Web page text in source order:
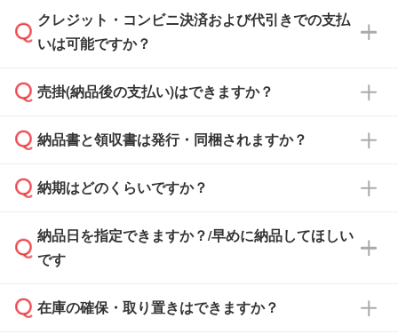
通常、翌営業日までにお送りしております。混
雑状況によっては、お時間をいただくこともご
依頼いただいた場合は、翌営業日以降のご連絡
クレジット・コンビニ決済および代引きでの支払
いは可能ですか？
銀行振込のみのご対応となります。
売掛(納品後の支払い)はできますか？
基本的には先入金をお願いしておりますが、自
どの場合は、月末締め翌月末払いに対応可能で
また、卒業・卒園記念品で対策委員会や個人様
校や幼稚園・保育園であれば、同様の条件でご
納品書と領収書は発行・同梱されますか？
納品書・領収書は ご依頼をいただいた場合の
ず、通常はPDFデータをメール添付でお送りし
ます。
たは注文フォームの『ご注文に関する備考欄』
納期はどのくらいですか？
・印刷する場合(500個程度)
ご入金、イメージ画像の校了から約2週間～2
納品日を指定できますか？/早めに納品してほしい
です
ご希望の納期がある場合は、お問い合わせ・お
在庫の確保・取り置きはできますか？